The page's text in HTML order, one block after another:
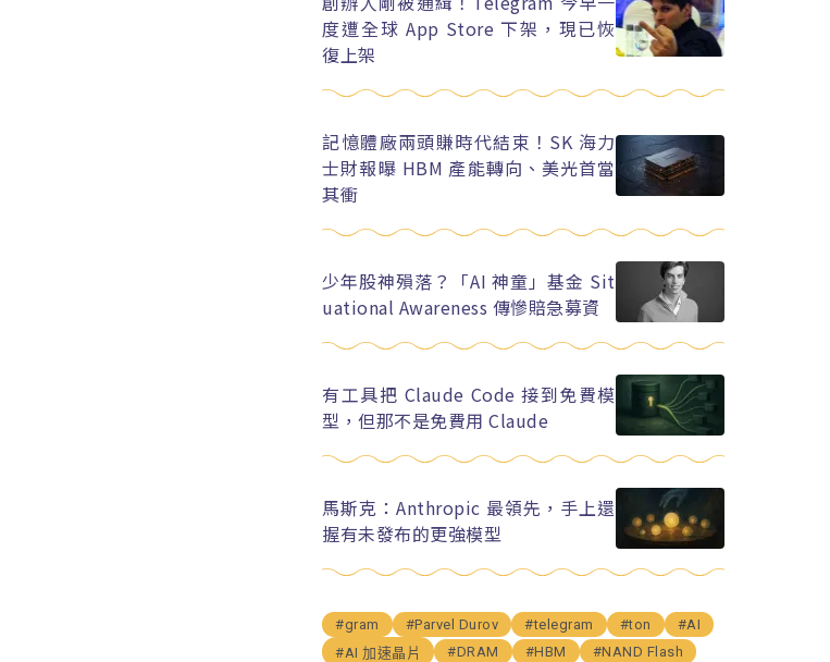
度遭全球 App Store 下架，現已恢
復上架
記憶體廠兩頭賺時代結束！SK 海力
士財報曝 HBM 產能轉向、美光首當
其衝
少年股神殞落？「AI 神童」基金 Sit
uational Awareness 傳慘賠急募資
有工具把 Claude Code 接到免費模
型，但那不是免費用 Claude
馬斯克：Anthropic 最領先，手上還
握有未發布的更強模型
#gram #Parvel Durov #telegram #ton
#AI
#AI 加速晶片
#DRAM #HBM
#NAND Flash